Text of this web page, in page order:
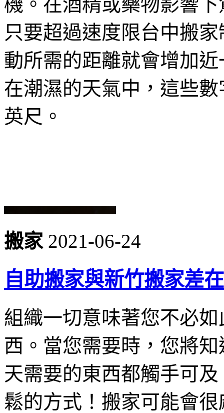
機。在酒精或藥物影響
只要超過速度限台中搬
動所需的距離就會增加
在潮濕的天氣中，這些
英尺。
搬家2021-06-24
自助搬家與新竹搬家差
組織一切意味著您不必
西。當您需要時，您將
天需要的東西都觸手可
鬆的方式！搬家可能會